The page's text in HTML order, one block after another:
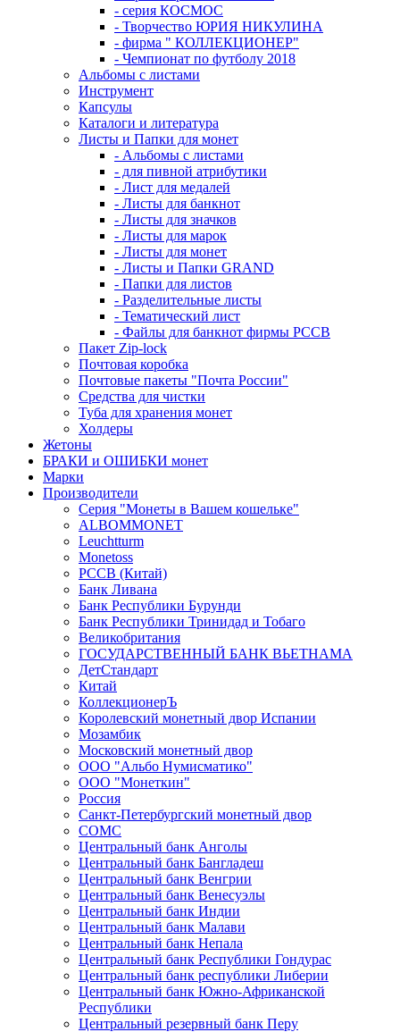
- серия КОСМОС
- Творчество ЮРИЯ НИКУЛИНА
- фирма " КОЛЛЕКЦИОНЕР"
- Чемпионат по футболу 2018
Альбомы с листами
Инструмент
Капсулы
Каталоги и литература
Листы и Папки для монет
- Альбомы с листами
- для пивной атрибутики
- Лист для медалей
- Листы для банкнот
- Листы для значков
- Листы для марок
- Листы для монет
- Листы и Папки GRAND
- Папки для листов
- Разделительные листы
- Тематический лист
- Файлы для банкнот фирмы PCCB
Пакет Zip-lock
Почтовая коробка
Почтовые пакеты "Почта России"
Средства для чистки
Туба для хранения монет
Холдеры
Жетоны
БРАКИ и ОШИБКИ монет
Марки
Производители
Серия "Монеты в Вашем кошельке"
ALBOMMONET
Leuchtturm
Monetoss
PCCB (Китай)
Банк Ливана
Банк Республики Бурунди
Банк Республики Тринидад и Тобаго
Великобритания
ГОСУДАРСТВЕННЫЙ БАНК ВЬЕТНАМА
ДетСтандарт
Китай
КоллекционерЪ
Королевский монетный двор Испании
Мозамбик
Московский монетный двор
ООО "Альбо Нумисматико"
ООО "Монеткин"
Россия
Санкт-Петербургский монетный двор
СОМС
Центральный банк Анголы
Центральный банк Бангладеш
Центральный банк Венгрии
Центральный банк Венесуэлы
Центральный банк Индии
Центральный банк Малави
Центральный банк Непала
Центральный банк Республики Гондурас
Центральный банк республики Либерии
Центральный банк Южно-Африканской
Республики
Центральный резервный банк Перу